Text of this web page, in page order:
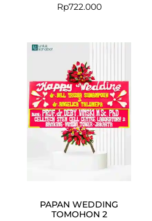
Rp722.000
PAPAN WEDDING
TOMOHON 2